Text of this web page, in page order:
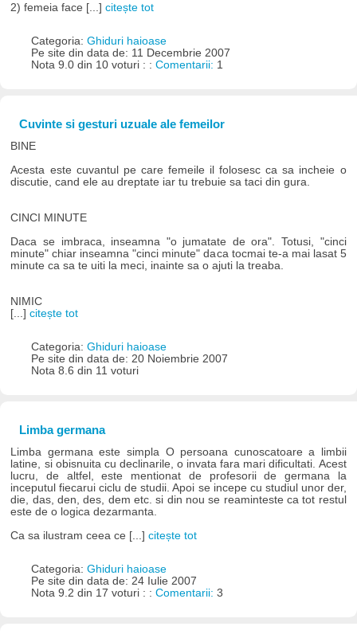
2) femeia face [...]citește tot
Categoria: Ghiduri haioase
Pe site din data de: 11 Decembrie 2007
Nota 9.0 din 10 voturi : : Comentarii: 1
Cuvinte si gesturi uzuale ale femeilor
BINE
Acesta este cuvantul pe care femeile il folosesc ca sa incheie o
discutie, cand ele au dreptate iar tu trebuie sa taci din gura.
CINCI MINUTE
Daca se imbraca, inseamna "o jumatate de ora". Totusi, "cinci
minute" chiar inseamna "cinci minute" daca tocmai te-a mai lasat 5
minute ca sa te uiti la meci, inainte sa o ajuti la treaba.
NIMIC
[...]citește tot
Categoria: Ghiduri haioase
Pe site din data de: 20 Noiembrie 2007
Nota 8.6 din 11 voturi
Limba germana
Limba germana este simpla O persoana cunoscatoare a limbii
latine, si obisnuita cu declinarile, o invata fara mari dificultati. Acest
lucru, de altfel, este mentionat de profesorii de germana la
inceputul fiecarui ciclu de studii. Apoi se incepe cu studiul unor der,
die, das, den, des, dem etc. si din nou se reaminteste ca tot restul
este de o logica dezarmanta.
Ca sa ilustram ceea ce [...]citește tot
Categoria: Ghiduri haioase
Pe site din data de: 24 Iulie 2007
Nota 9.2 din 17 voturi : : Comentarii: 3